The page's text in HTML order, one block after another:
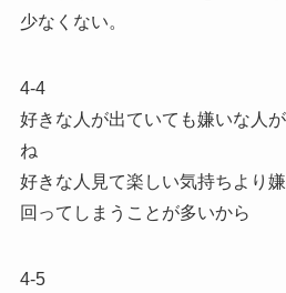
少なくない。
4-4
好きな人が出ていても嫌いな人
ね
好きな人見て楽しい気持ちより
回ってしまうことが多いから
4-5